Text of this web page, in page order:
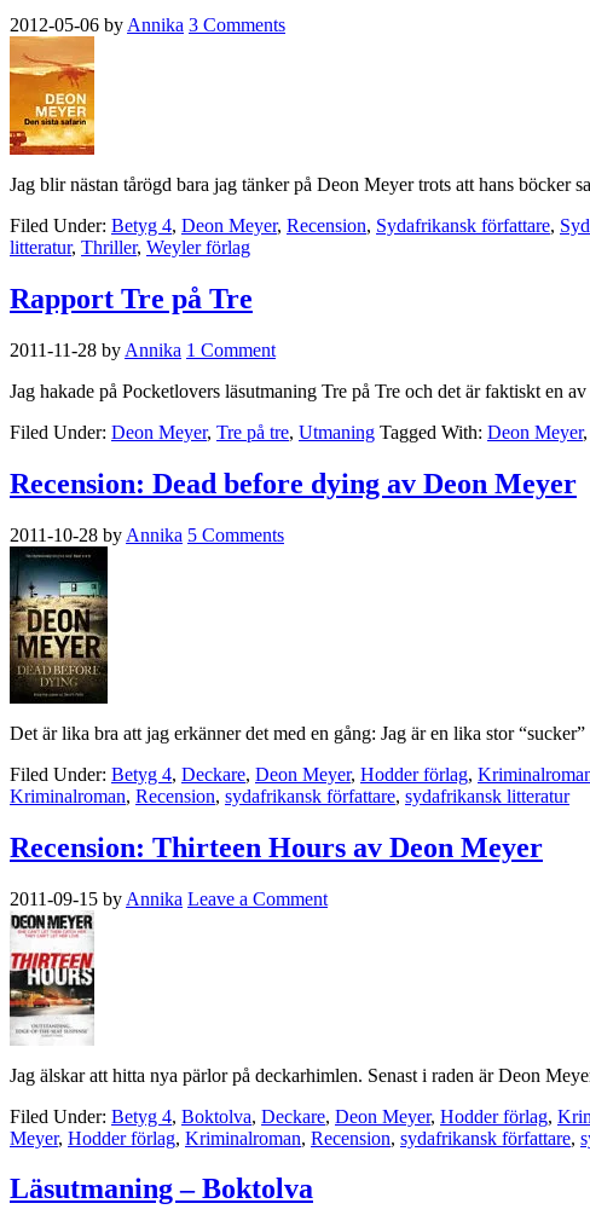
2012-05-06 by Annika 3 Comments
Jag blir nästan tårögd bara jag tänker på Deon Meyer trots att hans
Filed Under: Betyg 4, Deon Meyer, Recension, Sydafrikansk författare,
litteratur, Thriller, Weyler förlag
Rapport Tre på Tre
2011-11-28 by Annika 1 Comment
Jag hakade på Pocketlovers läsutmaning Tre på Tre och det är faktiskt
Filed Under: Deon Meyer, Tre på tre, Utmaning Tagged With: Deon Meyer,
Recension: Dead before dying av Deon Meyer
2011-10-28 by Annika 5 Comments
Det är lika bra att jag erkänner det med en gång: Jag är en lika stor
Filed Under: Betyg 4, Deckare, Deon Meyer, Hodder förlag,
Kriminalroman, Recension, sydafrikansk författare, sydafrikansk litteratur
Recension: Thirteen Hours av Deon Meyer
2011-09-15 by Annika Leave a Comment
Jag älskar att hitta nya pärlor på deckarhimlen. Senast i raden är Deon
Filed Under: Betyg 4, Boktolva, Deckare, Deon Meyer, Hodder förlag,
Meyer, Hodder förlag, Kriminalroman, Recension, sydafrikansk författare,
Läsutmaning – Boktolva